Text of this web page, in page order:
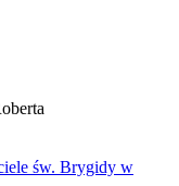
św. Brygidy w